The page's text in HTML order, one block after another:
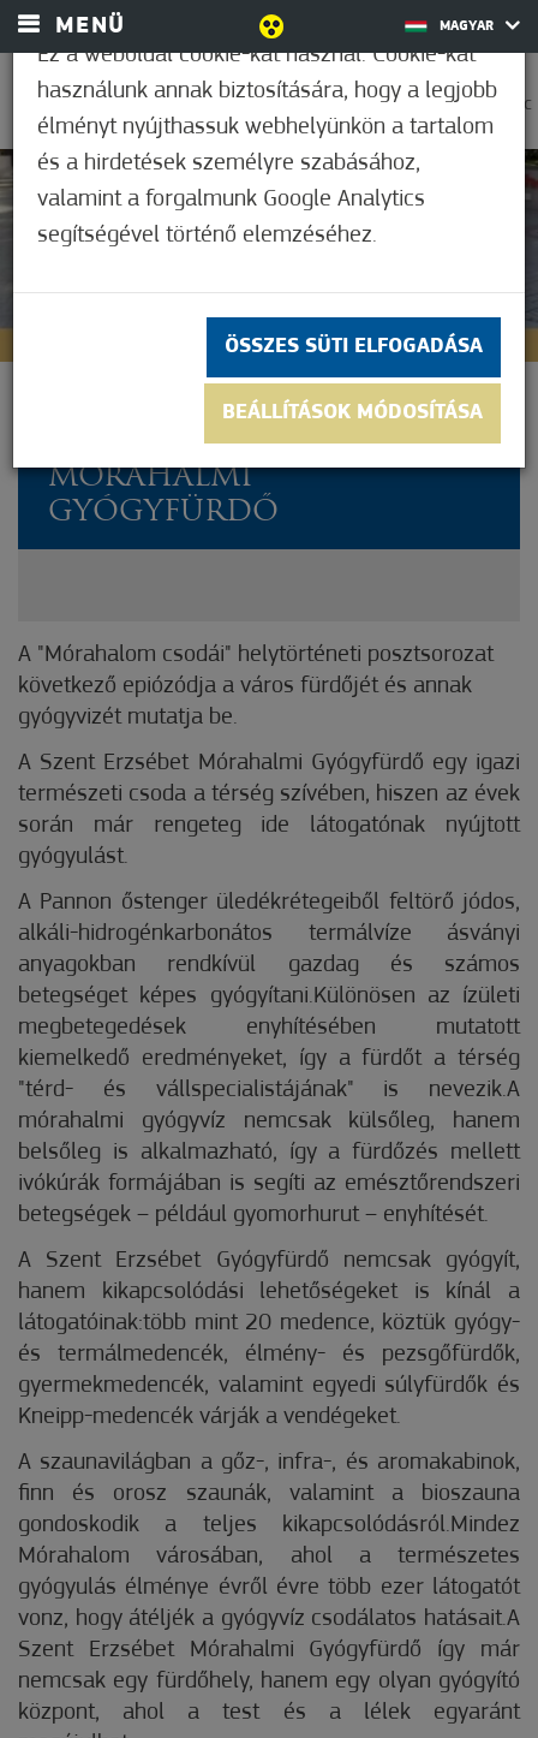
MENÜ MAGYAR
0
22,2°C
Nem értékelt
MÓRAHALOM CSODÁI -
SZENT ERZSÉBET
MÓRAHALMI
GYÓGYFÜRDŐ
A "Mórahalom csodái" helytörténeti posztsorozat
következő epiózódja a város fürdőjét és annak
gyógyvizét mutatja be.
A Szent Erzsébet Mórahalmi Gyógyfürdő egy igazi
természeti csoda a térség szívében, hiszen az évek
során már rengeteg ide látogatónak nyújtott
gyógyulást.
A Pannon őstenger üledékrétegeiből feltörő jódos,
alkáli-hidrogénkarbonátos termálvíze ásványi
anyagokban rendkívül gazdag és számos
betegséget képes gyógyítani.Különösen az ízületi
megbetegedések enyhítésében mutatott
kiemelkedő eredményeket, így a fürdőt a térség
"térd- és vállspecialistájának" is nevezik.A
mórahalmi gyógyvíz nemcsak külsőleg, hanem
belsőleg is alkalmazható, így a fürdőzés mellett
ivókúrák formájában is segíti az emésztőrendszeri
betegségek – például gyomorhurut – enyhítését.
A Szent Erzsébet Gyógyfürdő nemcsak gyógyít,
hanem kikapcsolódási lehetőségeket is kínál a
látogatóinak:több mint 20 medence, köztük gyógy-
és termálmedencék, élmény- és pezsgőfürdők,
gyermekmedencék, valamint egyedi súlyfürdők és
Kneipp-medencék várják a vendégeket.
A szaunavilágban a gőz-, infra-, és aromakabinok,
finn és orosz szaunák, valamint a bioszauna
gondoskodik a teljes kikapcsolódásról.Mindez
Mórahalom városában, ahol a természetes
gyógyulás élménye évről évre több ezer látogatót
vonz, hogy átéljék a gyógyvíz csodálatos hatásait.A
Szent Erzsébet Mórahalmi Gyógyfürdő így már
nemcsak egy fürdőhely, hanem egy olyan gyógyító
központ, ahol a test és a lélek egyaránt
Ez a weboldal cookie-kat használ. Cookie-kat
használunk annak biztosítására, hogy a legjobb
élményt nyújthassuk webhelyünkön a tartalom
és a hirdetések személyre szabásához,
valamint a forgalmunk Google Analytics
segítségével történő elemzéséhez.
ÖSSZES SÜTI ELFOGADÁSA
BEÁLLÍTÁSOK MÓDOSÍTÁSA